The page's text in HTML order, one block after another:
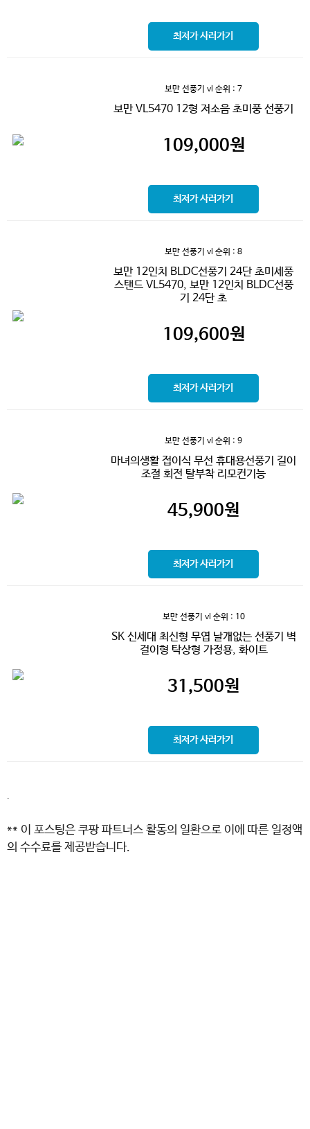
최저가 사러가기
보만 선풍기 vl 순위 : 7
보만 VL5470 12형 저소음 초미풍 선풍기
109,000원
최저가 사러가기
보만 선풍기 vl 순위 : 8
보만 12인치 BLDC선풍기 24단 초미세풍
스탠드 VL5470, 보만 12인치 BLDC선풍
기 24단 초
109,600원
최저가 사러가기
보만 선풍기 vl 순위 : 9
마녀의생활 접이식 무선 휴대용선풍기 길이
조절 회전 탈부착 리모컨기능
45,900원
최저가 사러가기
보만 선풍기 vl 순위 : 10
SK 신세대 최신형 무엽 날개없는 선풍기 벽
걸이형 탁상형 가정용, 화이트
31,500원
최저가 사러가기
.
** 이 포스팅은 쿠팡 파트너스 활동의 일환으로 이에 따른 일정액
의 수수료를 제공받습니다.